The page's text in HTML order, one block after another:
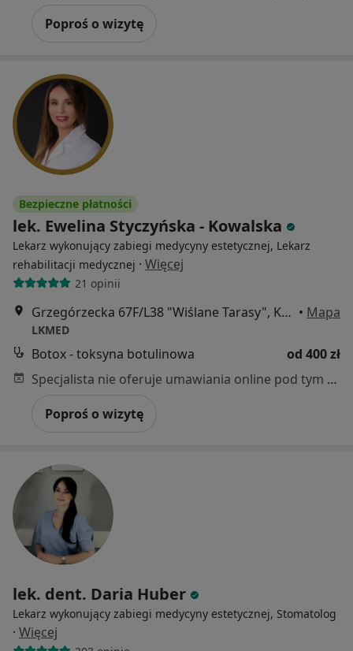
Poproś o wizytę
Bezpieczne płatności
lek. Ewelina Styczyńska - Kowalska
Lekarz wykonujący zabiegi medycyny estetycznej, Lekarz
rehabilitacji medycznej · Więcej
21 opinii
Grzegórzecka 67F/L38 "Wiślane Tarasy", Kraków • Mapa
LKMED
Botox - toksyna botulinowa
od 400 zł
Specjalista nie oferuje umawiania online pod tym adresem.
Poproś o wizytę
lek. dent. Daria Huber
Lekarz wykonujący zabiegi medycyny estetycznej, Stomatolog
· Więcej